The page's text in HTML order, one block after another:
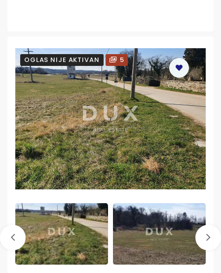
OGLAS NIJE AKTIVAN 5